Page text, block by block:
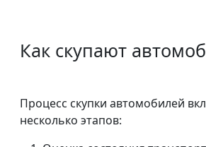
Как скупают
Процесс скупки автомобилей
несколько этапов: